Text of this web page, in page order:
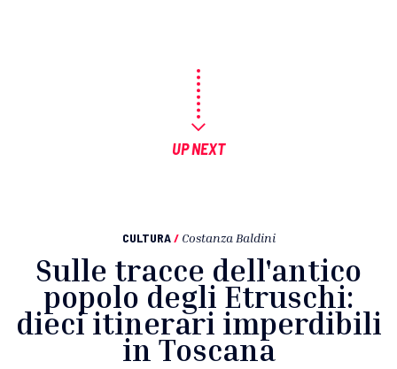
UP NEXT
CULTURA / Costanza Baldini
Sulle tracce dell'antico
popolo degli Etruschi:
dieci itinerari imperdibili
in Toscana